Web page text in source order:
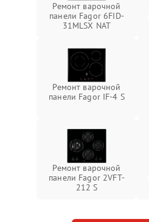
Ремонт варочной
панели Fagor 6FID-
31MLSX NAT
Ремонт варочной
панели Fagor IF-4 S
Ремонт варочной
панели Fagor 2VFT-
212 S